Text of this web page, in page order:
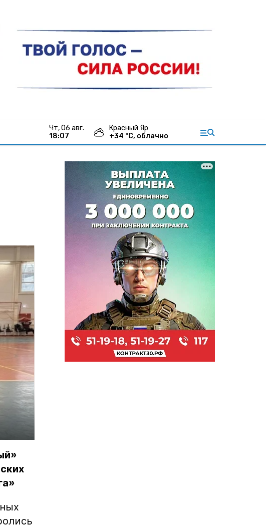
чт, 06 авг.
18:07
Красный Яр
+34 °С, облачно